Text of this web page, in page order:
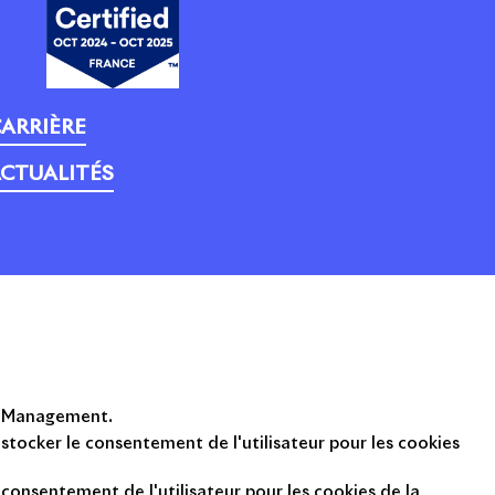
le consentement de l'utilisateur pour les cookies